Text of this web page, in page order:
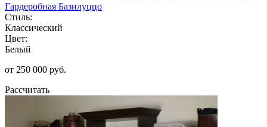
Гардеробная Базилуццо
Стиль:
Классический
Цвет:
Белый
от 250 000 руб.
Рассчитать